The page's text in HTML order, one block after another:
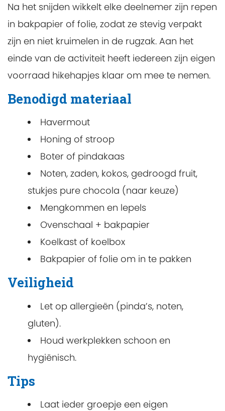
Na het snijden wikkelt elke deelnemer zijn repen
in bakpapier of folie, zodat ze stevig verpakt
zijn en niet kruimelen in de rugzak. Aan het
einde van de activiteit heeft iedereen zijn eigen
voorraad hikehapjes klaar om mee te nemen.
Benodigd materiaal
Havermout
Honing of stroop
Boter of pindakaas
Noten, zaden, kokos, gedroogd fruit,
stukjes pure chocola (naar keuze)
Mengkommen en lepels
Ovenschaal + bakpapier
Koelkast of koelbox
Bakpapier of folie om in te pakken
Veiligheid
Let op allergieën (pinda’s, noten,
gluten).
Houd werkplekken schoon en
hygiënisch.
Tips
Laat ieder groepje een eigen